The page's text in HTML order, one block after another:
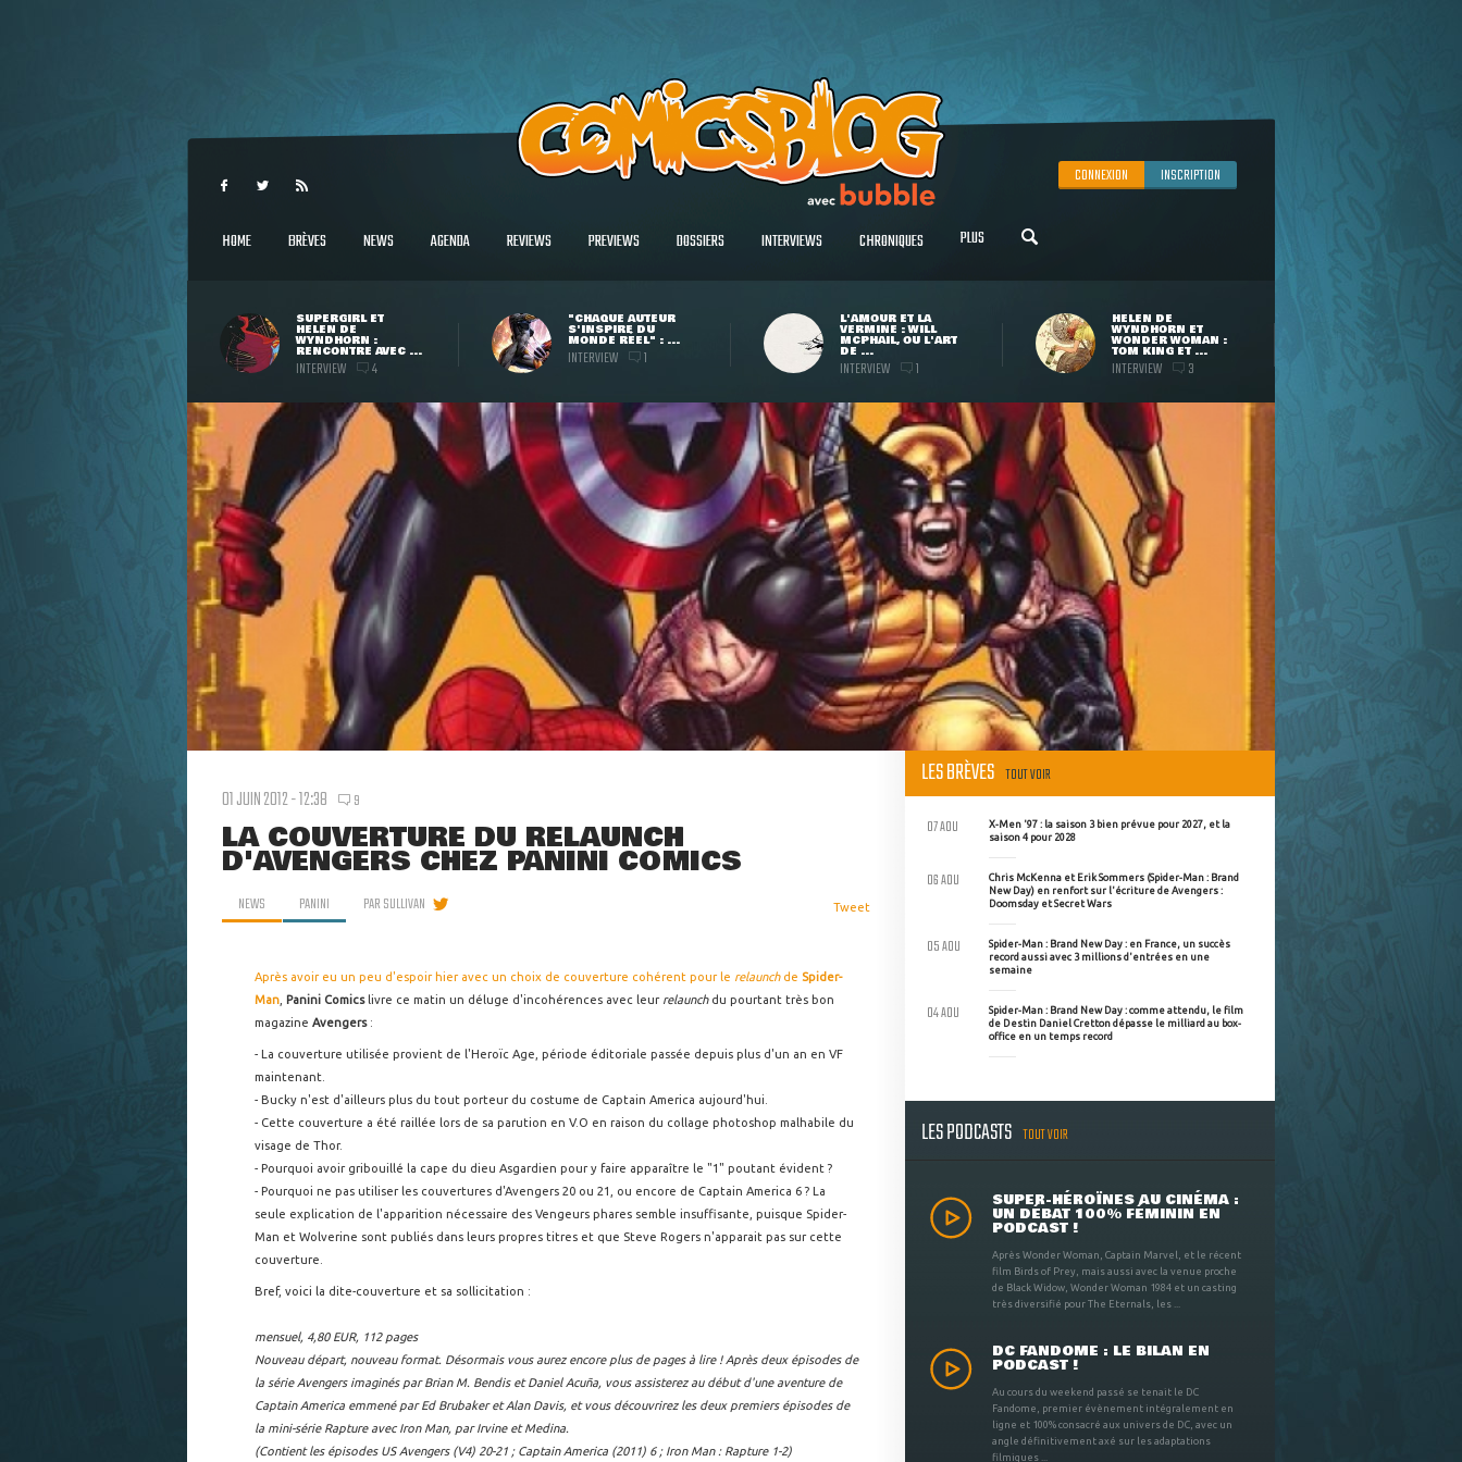
CONNEXION INSCRIPTION
HOME BRÈVES NEWS AGENDA REVIEWS PREVIEWS DOSSIERS INTERVIEWS CHRONIQUES PLUS
SUPERGIRL ET
HELEN DE
WYNDHORN :
RENCONTRE AVEC ...
INTERVIEW 4
"CHAQUE AUTEUR
S'INSPIRE DU
MONDE RÉEL" : ...
INTERVIEW 1
L'AMOUR ET LA
VERMINE : WILL
MCPHAIL, OU L'ART
DE ...
INTERVIEW 1
HELEN DE
WYNDHORN ET
WONDER WOMAN :
TOM KING ET ...
INTERVIEW 3
01 JUIN 2012 - 12:38 9
LA COUVERTURE DU RELAUNCH
D'AVENGERS CHEZ PANINI COMICS
NEWS PANINI PARSULLIVAN Tweet
Après avoir eu un peu d'espoir hier avec un choix de couverture cohérent pour le relaunchde Spider-
Man Panini Comics livre ce matin un déluge d'incohérences avec leurrelaunchdu pourtant très bon
magazine Avengers:
- La couverture utilisée provient de l'Heroïc Age, période éditoriale passée depuis plus d'un an en VF
maintenant.
- Bucky n'est d'ailleurs plus du tout porteur du costume de Captain America aujourd'hui.
- Cette couverture a été raillée lors de sa parution en V.O en raison du collage photoshop malhabile du
visage de Thor.
- Pourquoi avoir gribouillé la cape du dieu Asgardien pour y faire apparaître le "1" poutant évident ?
- Pourquoi ne pas utiliser les couvertures d'Avengers 20 ou 21, ou encore de Captain America 6 ? La
seule explication de l'apparition nécessaire des Vengeurs phares semble insuffisante, puisque Spider-
Man et Wolverine sont publiés dans leurs propres titres et que Steve Rogers n'apparait pas sur cette
couverture.
Bref, voici la dite-couverture et sa sollicitation :
mensuel, 4,80 EUR, 112 pages
Nouveau départ, nouveau format. Désormais vous aurez encore plus de pages à lire ! Après deux épisodes de
la série Avengers imaginés par Brian M. Bendis et Daniel Acuña, vous assisterez au début d'une aventure de
Captain America emmené par Ed Brubaker et Alan Davis, et vous découvrirez les deux premiers épisodes de
la mini-série Rapture avec Iron Man, par Irvine et Medina.
(Contient les épisodes US Avengers (V4) 20-21 ; Captain America (2011) 6 ; Iron Man : Rapture 1-2)
LES BRÈVES TOUT VOIR
X-Men '97 : la saison 3 bien prévue pour 2027, et la
saison 4 pour 2028
07 AOU
Chris McKenna et Erik Sommers (Spider-Man : Brand
New Day) en renfort sur l'écriture de Avengers :
Doomsday et Secret Wars
06 AOU
Spider-Man : Brand New Day : en France, un succès
record aussi avec 3 millions d'entrées en une
semaine
05 AOU
Spider-Man : Brand New Day : comme attendu, le film
de Destin Daniel Cretton dépasse le milliard au box-
office en un temps record
04 AOU
LES PODCASTS TOUT VOIR
SUPER-HÉROÏNES AU CINÉMA :
UN DÉBAT 100% FÉMININ EN
PODCAST !
Après Wonder Woman, Captain Marvel, et le récent
film Birds of Prey, mais aussi avec la venue proche
de Black Widow, Wonder Woman 1984 et un casting
très diversifié pour The Eternals, les ...
DC FANDOME : LE BILAN EN
PODCAST !
Au cours du weekend passé se tenait le DC
Fandome, premier évènement intégralement en
ligne et 100% consacré aux univers de DC, avec un
angle définitivement axé sur les adaptations
filmiques ...